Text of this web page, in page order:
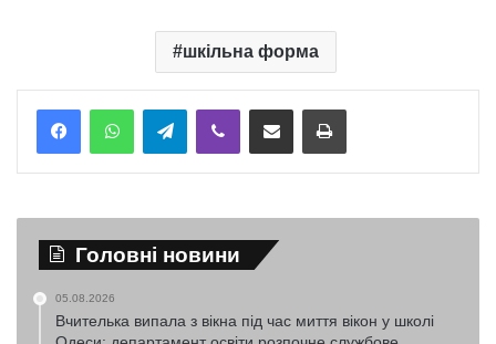
шкільна форма
TelegramViber Надіслати електронною поштоюНадрукувати
Головні новини
05.08.2026
Вчителька випала з вікна під час миття вікон у школі